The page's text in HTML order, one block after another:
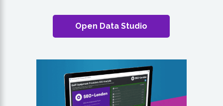
Open Data Studio